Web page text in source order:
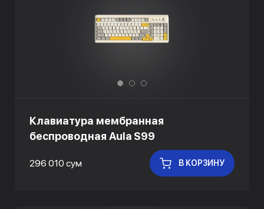
Клавиатура мембранная
беспроводная Aula S99
296 010 сум В КОРЗИНУ